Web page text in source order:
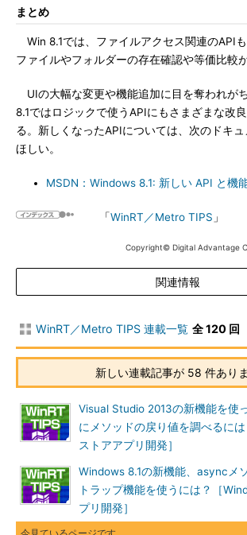
まとめ
Win 8.1では、ファイルアクセス関連のAPIも
ファイルやフォルダーの存在確認や等価比較
UIの大幅な変更や機能追加に目を奪われが
8.1ではロジックで使うAPIにもさまざまな改
る。新しくなったAPIについては、次のドキ
ほしい。
MSDN：Windows 8.1: 新しい API と機
「WinRT／Metro TIPS 」
Copyright© Digital Advantage
関連情報
WinRT／Metro TIPS 連載一覧 全 120 回
新しい連載記事が 58 件あり
Visual Studio 2013の新機能を使
にメソッドの戻り値を調べるに
ストアアプリ開発］
Windows 8.1の新機能、asyncメ
トラップ機能を使うには？［
プリ開発］